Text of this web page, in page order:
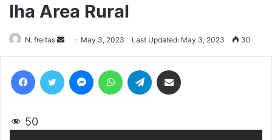
Iha Area Rural
N. freitas
Send
an
email
May 3, 2023 Last Updated: May 3, 2023 30
50